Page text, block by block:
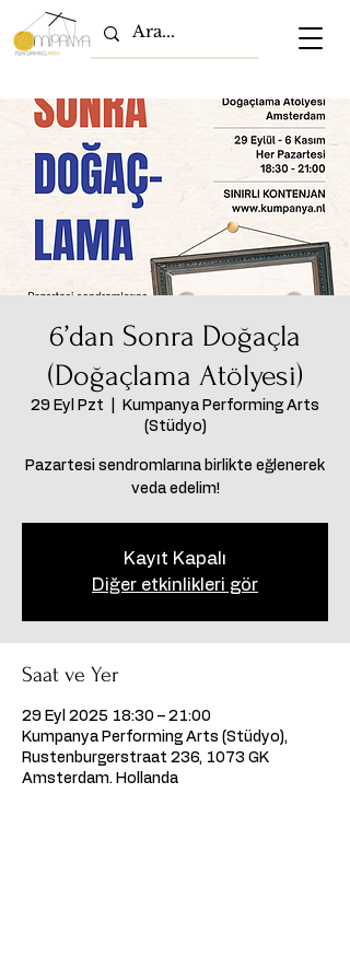
6’dan Sonra Doğaçla
(Doğaçlama Atölyesi)
29 Eyl Pzt
Kumpanya Performing Arts
(Stüdyo)
Pazartesi sendromlarına birlikte eğlenerek
veda edelim!
Kayıt Kapalı
Diğer etkinlikleri gör
Saat ve Yer
29 Eyl 2025 18:30 – 21:00
Kumpanya Performing Arts (Stüdyo),
Rustenburgerstraat 236, 1073 GK
Amsterdam, Hollanda